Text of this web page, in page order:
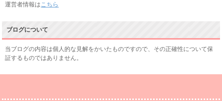
運営者情報は こちら
ブログについて
当ブログの内容は個人的な見解をかいたものですので、その正確性について保
証するものではありません。